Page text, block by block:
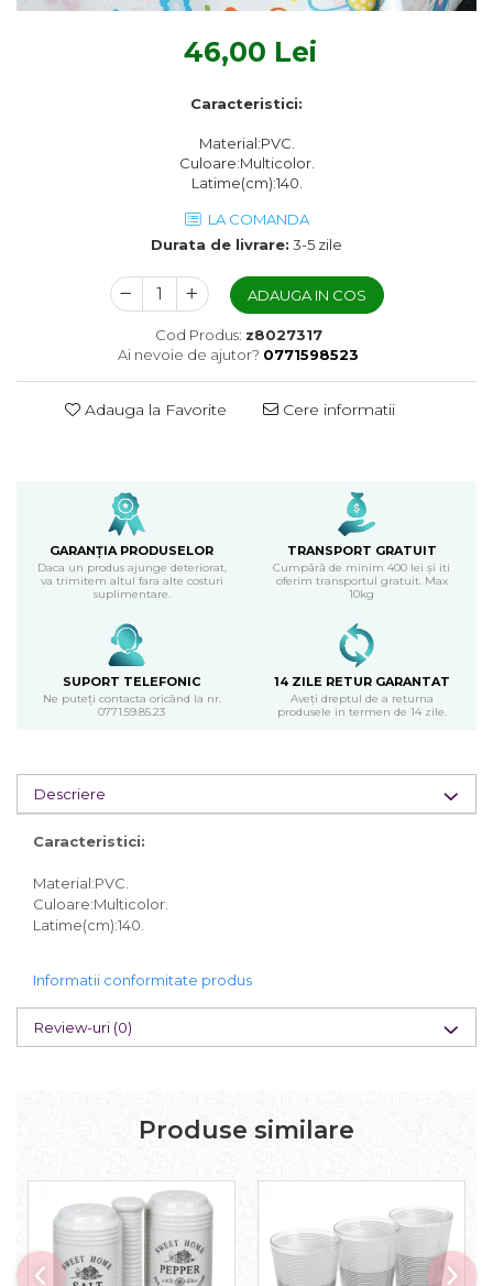
46,00 Lei
Caracteristici:
Material:PVC.
Culoare:Multicolor.
Latime(cm):140.
LA COMANDA
Durata de livrare: 3-5 zile
ADAUGA IN COS
Cod Produs: z8027317
Ai nevoie de ajutor? 0771598523
Adauga la Favorite Cere informatii
GARANȚIA PRODUSELOR
Daca un produs ajunge deteriorat,
va trimitem altul fara alte costuri
suplimentare.
TRANSPORT GRATUIT
Cumpără de minim 400 lei și iti
oferim transportul gratuit. Max
10kg
SUPORT TELEFONIC
Ne puteți contacta oricând la nr.
0771.59.85.23
14 ZILE RETUR GARANTAT
Aveți dreptul de a returna
produsele in termen de 14 zile.
Descriere
Caracteristici:
Material:PVC.
Culoare:Multicolor.
Latime(cm):140.
Informatii conformitate produs
Review-uri (0)
Produse similare